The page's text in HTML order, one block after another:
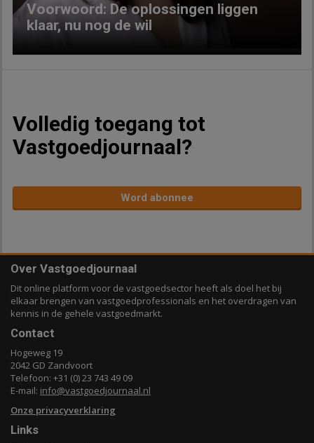
Voorwoord: De oplossingen liggen
klaar, nu nog de wil
Volledig toegang tot
Vastgoedjournaal?
Word abonnee
Over Vastgoedjournaal
Dit online platform voor de vastgoedsector heeft als doel het bij
elkaar brengen van vastgoedprofessionals en het overdragen van
kennis in de gehele vastgoedmarkt.
Contact
Hogeweg 19
2042 GD Zandvoort
Telefoon: +31 (0) 23 743 49 09
E-mail: info@vastgoedjournaal.nl
Onze privacyverklaring
Links